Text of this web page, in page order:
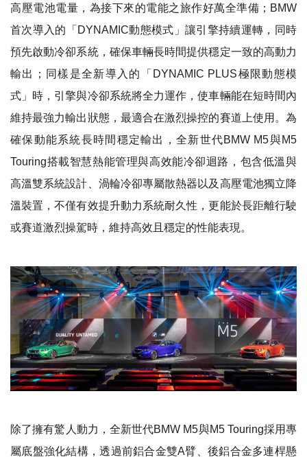
高壓電池電量，為接下來的電能之旅作好萬全準備；BMW
首次導入的「DYNAMIC動態模式」讓引擎持續運轉，同時
預先啟動冷卻系統，確保車輛長時間提供穩定一致的高動力
輸出；同樣是全新導入的「DYNAMIC PLUS極限動態模
式」時，引擎與冷卻系統將全力運作，使車輛能在短時間內
維持最強力輸出狀態，最適合在激烈操控的賽道上使用。為
確保動能系統長時間穩定輸出，全新世代BMW M5與M5
Touring搭載智慧熱能管理與高效能冷卻迴路，包含低溫與
高溫雙系統設計、渦輪冷卻專屬散熱器以及高壓電池獨立降
溫裝置，不僅有效提升動力系統耐久性，更能於長距離行駛
或賽道激烈操駕時，維持高效且穩定的性能表現。
除了擁有驚人動力，全新世代BMW M5與M5 Touring採用專
屬底盤強化結構，透過前鋁合金雙A臂、後鋁合金多連桿懸